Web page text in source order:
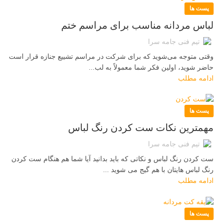
پست ها
لباس مردانه مناسب برای مراسم ختم
تیم فنی جامه سرا
وقتی متوجه می‌شوید که برای شرکت در مراسم تشییع جنازه قرار است
حاضر شوید، اولین فکر شما معمولاً به لب...
ادامه مطلب
پست ها
مهمترین نکات ست کردن رنگ لباس
تیم فنی جامه سرا
ست کردن رنگ لباس و نکاتی که باید بدانید آیا شما هم هنگام ست کردن
رنگ لباس هایتان با هم گیج می شوید ...
ادامه مطلب
پست ها